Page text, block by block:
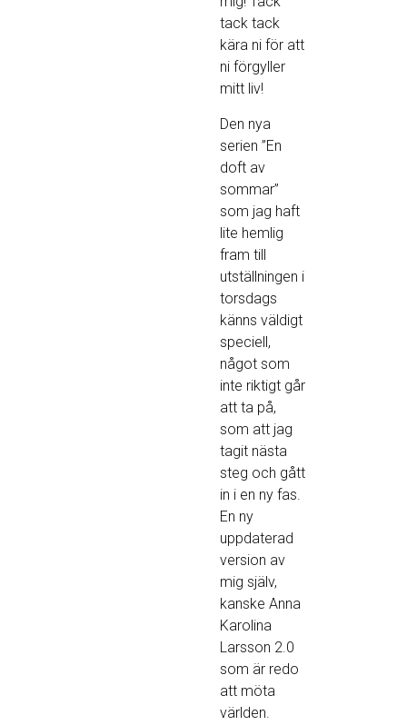
tack tack
kära ni för att
ni förgyller
mitt liv!
Den nya
serien ”En
doft av
sommar”
som jag haft
lite hemlig
fram till
utställningen i
torsdags
känns väldigt
speciell,
något som
inte riktigt går
att ta på,
som att jag
tagit nästa
steg och gått
in i en ny fas.
En ny
uppdaterad
version av
mig själv,
kanske Anna
Karolina
Larsson 2.0
som är redo
att möta
världen.